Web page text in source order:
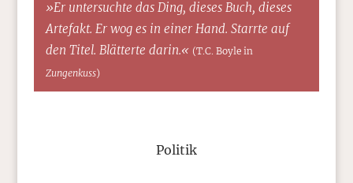
»Er untersuchte das Ding, dieses Buch, dieses
Artefakt. Er wog es in einer Hand. Starrte auf
den Titel. Blätterte darin.« (T.C. Boyle in
Zungenkuss)
Politik